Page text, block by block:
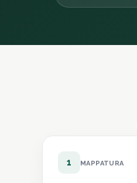
1 MAPPATURA